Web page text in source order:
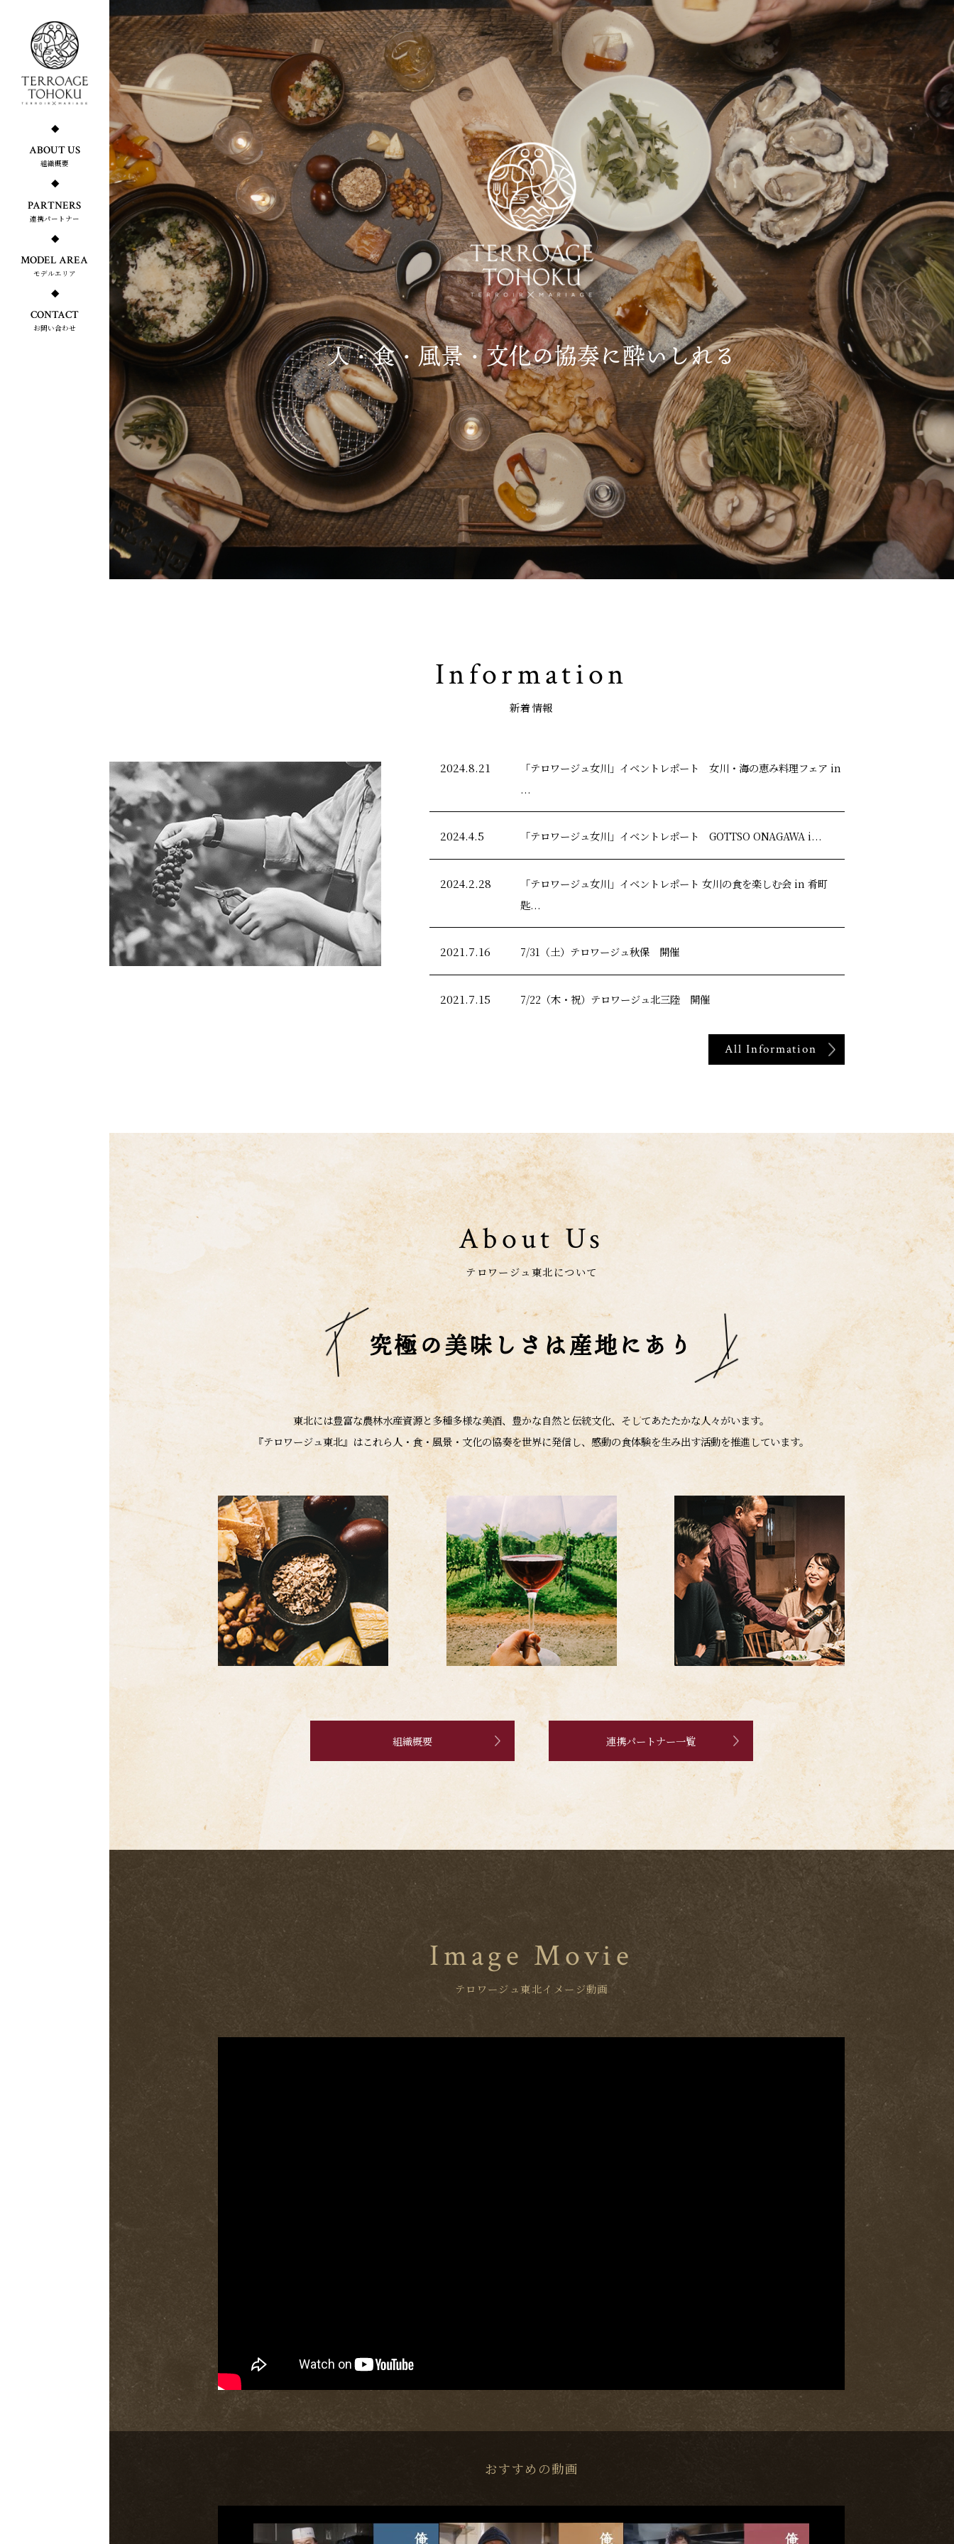
ABOUT US
組織概要
PARTNERS
連携パートナー
MODEL AREA
モデルエリア
CONTACT
お問い合わせ
人・食・風景・文化の協奏に酔いしれる
Information
新着情報
2024.8.21
「テロワージュ女川」イベントレポート 女川・海の恵み料理フェア in
...
2024.4.5 「テロワージュ女川」イベントレポート GOTTSO ONAGAWA i...
2024.2.28
「テロワージュ女川」イベントレポート 女川の食を楽しむ会 in 肴町
匙...
2021.7.16 7/31（土）テロワージュ秋保 開催
2021.7.15 7/22（木・祝）テロワージュ北三陸 開催
All Information
About Us
テロワージュ東北について
究極の美味しさは産地にあり
東北には豊富な農林水産資源と多種多様な美酒、豊かな自然と伝統文化、そしてあたたかな人々がいます。
『テロワージュ東北』はこれら人・食・風景・文化の協奏を世界に発信し、感動の食体験を生み出す活動を推進しています。
組織概要 連携パートナー一覧
Image Movie
テロワージュ東北イメージ動画
おすすめの動画